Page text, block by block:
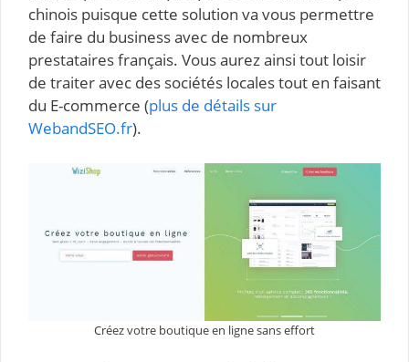
chinois puisque cette solution va vous permettre
de faire du business avec de nombreux
prestataires français. Vous aurez ainsi tout loisir
de traiter avec des sociétés locales tout en faisant
du E-commerce (plus de détails sur
WebandSEO.fr).
Créez votre boutique en ligne sans effort